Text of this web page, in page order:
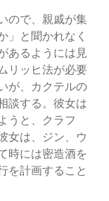
ので、親戚が集
」と聞かれなく
あるようには見
リッヒ法が必要
が、カクテルの
談する。彼女は
うと、クラフ
女は、ジン、ウ
時には密造酒を
を計画すること